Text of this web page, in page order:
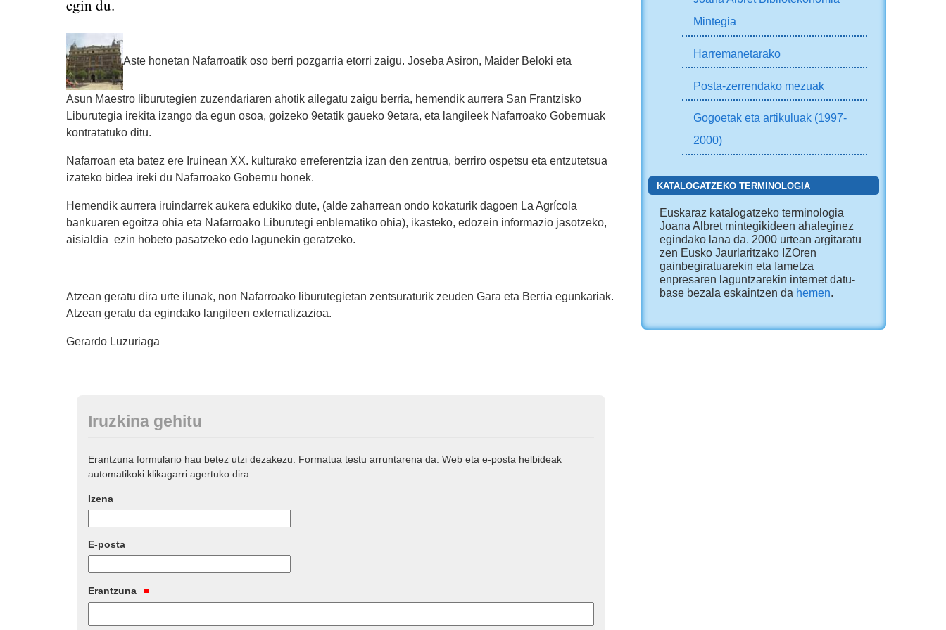
egin du.
Aste honetan Nafarroatik oso berri pozgarria etorri zaigu. Joseba Asiron, Maider Beloki eta
Asun Maestro liburutegien zuzendariaren ahotik ailegatu zaigu berria, hemendik aurrera San Frantzisko
Liburutegia irekita izango da egun osoa, goizeko 9etatik gaueko 9etara, eta langileek Nafarroako Gobernuak
kontratatuko ditu.
Nafarroan eta batez ere Iruinean XX. kulturako erreferentzia izan den zentrua, berriro ospetsu eta entzutetsua
izateko bidea ireki du Nafarroako Gobernu honek.
Hemendik aurrera iruindarrek aukera edukiko dute, (alde zaharrean ondo kokaturik dagoen La Agrícola
bankuaren egoitza ohia eta Nafarroako Liburutegi enblematiko ohia), ikasteko, edozein informazio jasotzeko,
aisialdia ezin hobeto pasatzeko edo lagunekin geratzeko.
Atzean geratu dira urte ilunak, non Nafarroako liburutegietan zentsuraturik zeuden Gara eta Berria egunkariak.
Atzean geratu da egindako langileen externalizazioa.
Gerardo Luzuriaga
Iruzkina gehitu
Erantzuna formulario hau betez utzi dezakezu. Formatua testu arruntarena da. Web eta e-posta helbideak
automatikoki klikagarri agertuko dira.
Izena
E-posta
Erantzuna
Mintegia
Harremanetarako
Posta-zerrendako mezuak
Gogoetak eta artikuluak (1997-
2000)
KATALOGATZEKO TERMINOLOGIA
Euskaraz katalogatzeko terminologia
Joana Albret mintegikideen ahaleginez
egindako lana da. 2000 urtean argitaratu
zen Eusko Jaurlaritzako IZOren
gainbegiratuarekin eta Iametza
enpresaren laguntzarekin internet datu-
base bezala eskaintzen da hemen.